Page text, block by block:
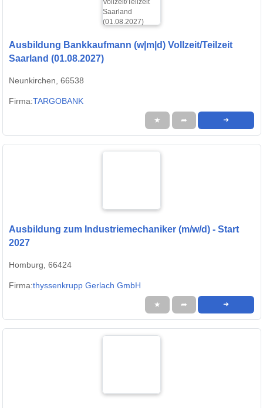
Ausbildung Bankkaufmann (w|m|d) Vollzeit/Teilzeit
Saarland (01.08.2027)
Neunkirchen, 66538
Firma:TARGOBANK
★ ➦ ➜
Ausbildung zum Industriemechaniker (m/w/d) - Start
2027
Homburg, 66424
Firma:thyssenkrupp Gerlach GmbH
★ ➦ ➜